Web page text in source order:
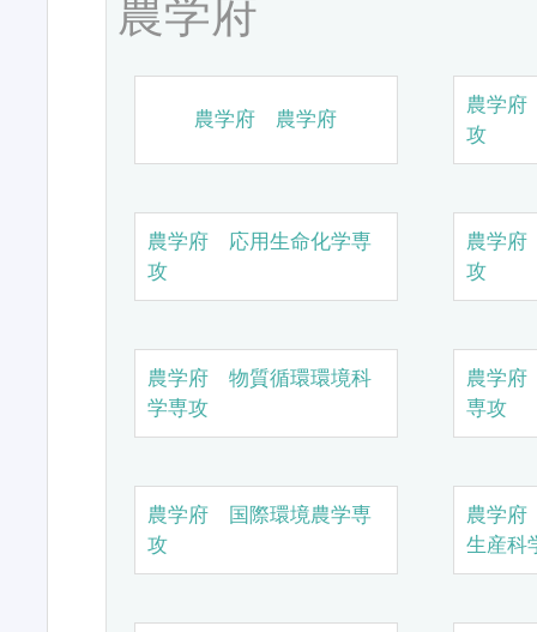
農学府
農学府 農学府
農学
攻
農学府 応用生命化学専
攻
農学
攻
農学府 物質循環環境科
学専攻
農学
専攻
農学府 国際環境農学専
攻
農学
生産科